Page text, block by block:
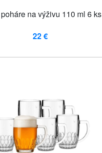
na výživu 110 ml 6 ks
22 €